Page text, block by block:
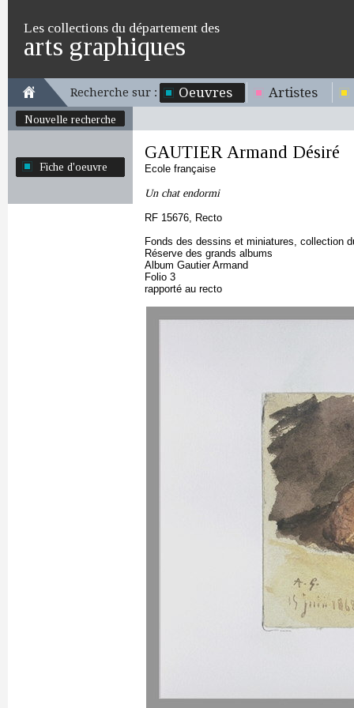
Les collections du département des
arts graphiques
Recherche sur : Oeuvres Artistes
Nouvelle recherche
Fiche d'oeuvre
GAUTIER Armand Désiré
Ecole française
Un chat endormi
RF 15676, Recto
Fonds des dessins et miniatures, collection
Réserve des grands albums
Album Gautier Armand
Folio 3
rapporté au recto